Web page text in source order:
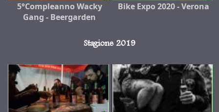
5°Compleanno Wacky
Gang - Beergarden
Bike Expo 2020 - Verona
Stagione 2019